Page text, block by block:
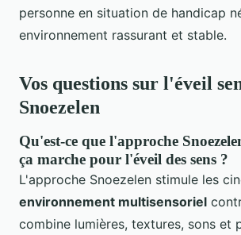
personne en situation de handicap
environnement rassurant et stable.
Vos questions sur l'éveil
Snoezelen
Qu'est-ce que l'approche
ça marche pour l'éveil des sens ?
L'approche Snoezelen stimule les
environnement multisensoriel
combine lumières, textures, sons et